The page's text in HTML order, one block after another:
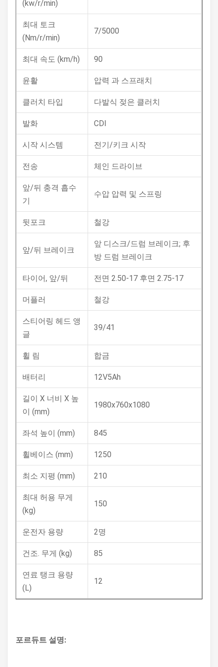
(kw/r/min)
최대 토크
(Nm/r/min)
7/5000
최대 속도 (km/h) 90
윤활 압력 과 스프래치
클러치 타입 다발식 젖은 클러치
발화 CDI
시작 시스템 전기/키크 시작
전송 체인 드라이브
앞/뒤 충격 흡수
기
수압 압력 및 스프링
뒷포크 철강
앞/뒤 브레이크
앞 디스크/드럼 브레이크; 후
방 드럼 브레이크
타이어, 앞/뒤 전면 2.50-17 후면 2.75-17
머플러 철강
스티어링 헤드 앵
글
39/41
휠 림 합금
배터리 12V5Ah
길이 X 너비 X 높
이 (mm)
1980x760x1080
좌석 높이 (mm) 845
휠베이스 (mm) 1250
최소 지평 (mm) 210
최대 허용 무게
(kg)
150
운전자 용량 2명
건조. 무게 (kg) 85
연료 탱크 용량
(L)
12
포르듀트 설명: